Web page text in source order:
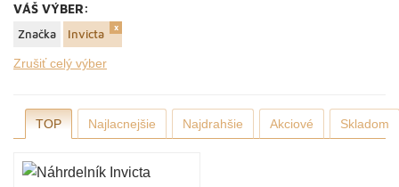
VÁŠ VÝBER:
Značka Invicta
Zrušiť celý výber
TOP Najlacnejšie Najdrahšie Akciové Skladom